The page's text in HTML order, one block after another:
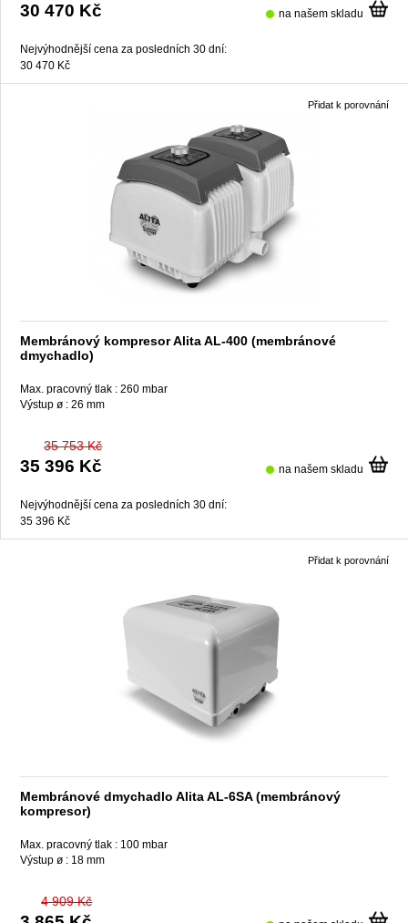
30 470 Kč na našem skladu
Nejvýhodnější cena za posledních 30 dní:
30 470 Kč
Membránový kompresor Alita AL-400 (membránové
dmychadlo)
Max. pracovný tlak : 260 mbar
Výstup ø : 26 mm
35 753 Kč
35 396 Kč na našem skladu
Nejvýhodnější cena za posledních 30 dní:
35 396 Kč
Přidat k porovnání
Membránové dmychadlo Alita AL-6SA (membránový
kompresor)
Max. pracovný tlak : 100 mbar
Výstup ø : 18 mm
4 909 Kč
Přidat k porovnání